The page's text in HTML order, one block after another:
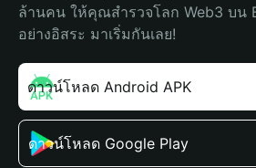
ล้านคน ให้คุณสำรวจโลก Web3 บน
อย่างอิสระ มาเริ่มกันเลย!
ดาวน์โหลด Android APK
ดาวน์โหลด Google Play